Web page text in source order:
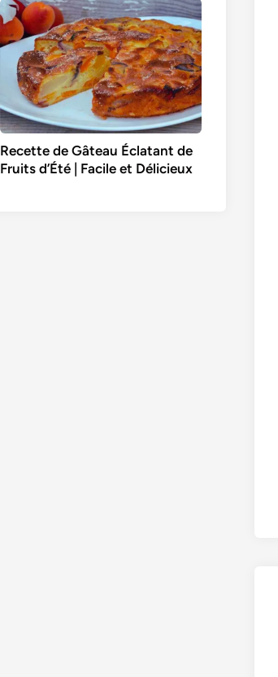
Recette de Gâteau Éclatant de
Fruits d’Été | Facile et Délicieux